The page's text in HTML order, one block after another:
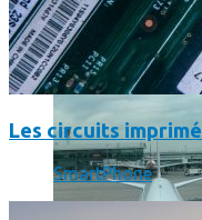
Comment réduire
Les circuits
SmartPhone